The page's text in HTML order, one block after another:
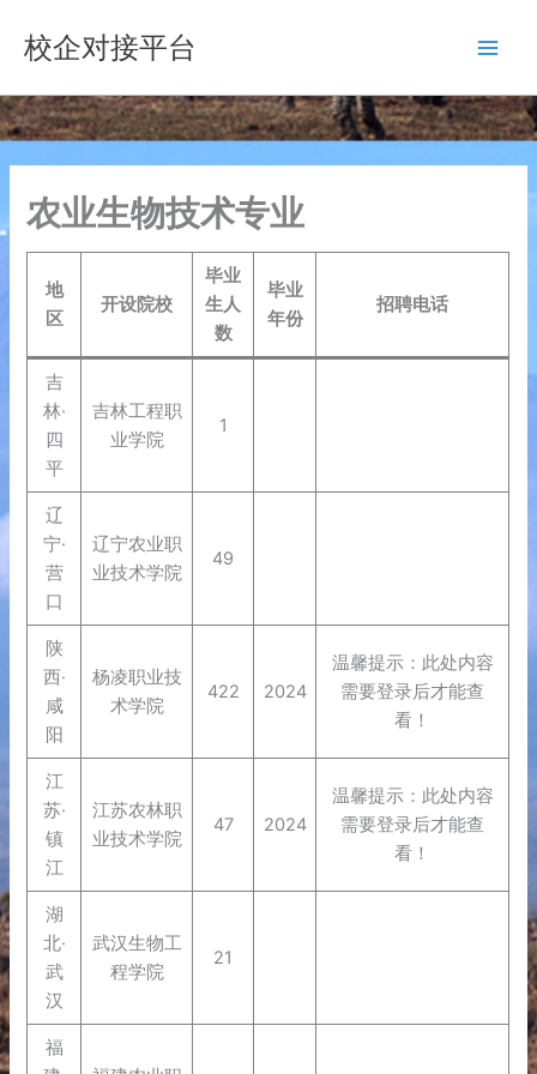
容
校企对接平台
农业生物技术专业
地
区
开设院校
毕业
生人
数
毕业
年份
招聘电话
吉
林·
四
平
吉林工程职
业学院
1
辽
宁·
营
口
辽宁农业职
业技术学院
49
陕
西·
咸
阳
杨凌职业技
术学院
422 2024
温馨提示：此处内容
需要登录后才能查
看！
江
苏·
镇
江
江苏农林职
业技术学院
47 2024
温馨提示：此处内容
需要登录后才能查
看！
湖
北·
武
汉
武汉生物工
程学院
21
福